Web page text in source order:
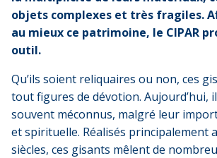
objets complexes et très fragiles.
au mieux ce patrimoine, le CIPAR
outil.
Qu’ils soient reliquaires ou non, ces
tout figures de dévotion. Aujourd’hui,
souvent méconnus, malgré leur
et spirituelle. Réalisés principalement
siècles, ces gisants mêlent de